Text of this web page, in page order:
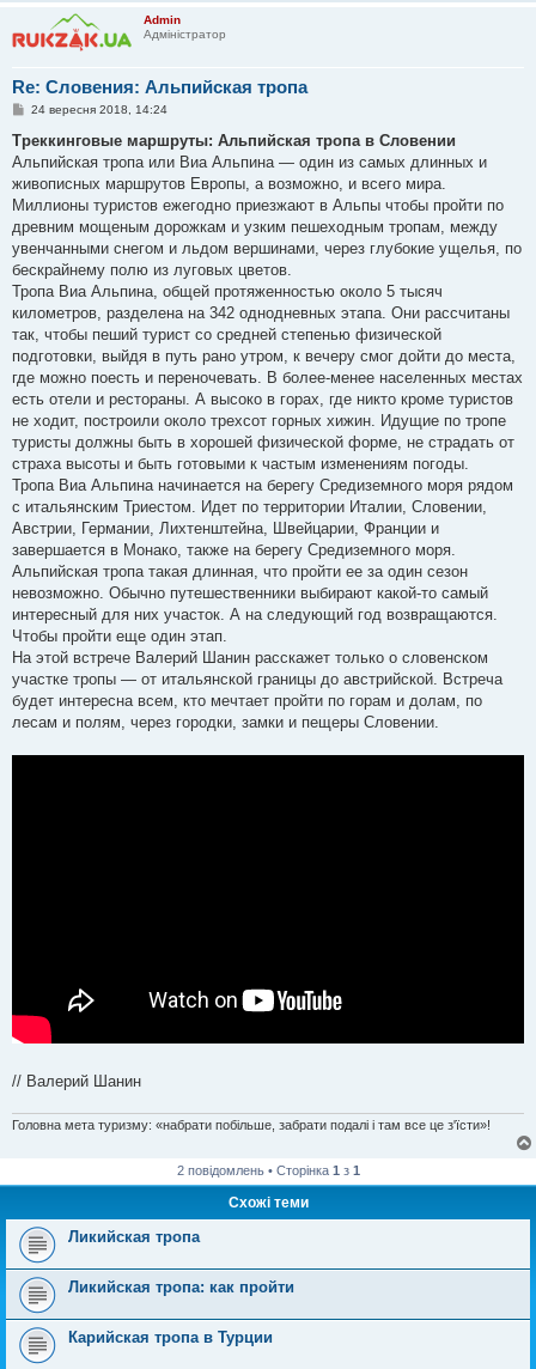
Admin
Адміністратор
Re: Словения: Альпийская тропа
П
в
д
о
л
е
н
я
24 вересня 2018, 14:24
Треккинговые маршруты: Альпийская тропа в Словении
Альпийская тропа или Виа Альпина — один из самых длинных и
живописных маршрутов Европы, а возможно, и всего мира.
Миллионы туристов ежегодно приезжают в Альпы чтобы пройти по
древним мощеным дорожкам и узким пешеходным тропам, между
увенчанными снегом и льдом вершинами, через глубокие ущелья, по
бескрайнему полю из луговых цветов.
Тропа Виа Альпина, общей протяженностью около 5 тысяч
километров, разделена на 342 однодневных этапа. Они рассчитаны
так, чтобы пеший турист со средней степенью физической
подготовки, выйдя в путь рано утром, к вечеру смог дойти до места,
где можно поесть и переночевать. В более-менее населенных местах
есть отели и рестораны. А высоко в горах, где никто кроме туристов
не ходит, построили около трехсот горных хижин. Идущие по тропе
туристы должны быть в хорошей физической форме, не страдать от
страха высоты и быть готовыми к частым изменениям погоды.
Тропа Виа Альпина начинается на берегу Средиземного моря рядом
с итальянским Триестом. Идет по территории Италии, Словении,
Австрии, Германии, Лихтенштейна, Швейцарии, Франции и
завершается в Монако, также на берегу Средиземного моря.
Альпийская тропа такая длинная, что пройти ее за один сезон
невозможно. Обычно путешественники выбирают какой-то самый
интересный для них участок. А на следующий год возвращаются.
Чтобы пройти еще один этап.
На этой встрече Валерий Шанин расскажет только о словенском
участке тропы — от итальянской границы до австрийской. Встреча
будет интересна всем, кто мечтает пройти по горам и долам, по
лесам и полям, через городки, замки и пещеры Словении.
// Валерий Шанин
Головна мета туризму: «набрати побільше, забрати подалі і там все це з'їсти»!
2 повідомлень • Сторінка 1з 1
Схожі теми
Ликийская тропа
Ликийская тропа: как пройти
Карийская тропа в Турции